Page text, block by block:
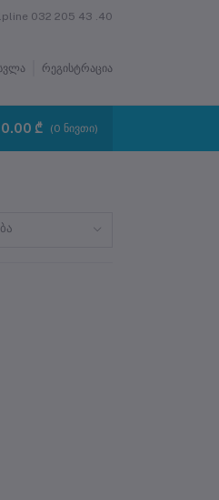
032 205 43 .40
რეგისტრაცია
0.00 ₾ (0 ნივთი)